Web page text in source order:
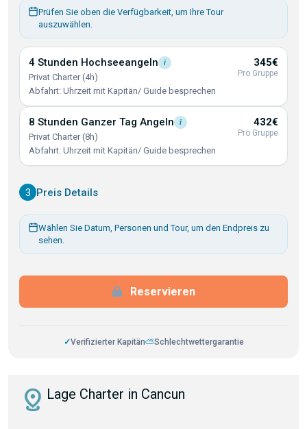
Prüfen Sie oben die Verfügbarkeit, um Ihre Tour
auszuwählen.
4 Stunden Hochseeangeln i
Privat Charter (4h)
Abfahrt: Uhrzeit mit Kapitän/ Guide besprechen
345€
Pro Gruppe
8 Stunden Ganzer Tag Angeln i
Privat Charter (8h)
Abfahrt: Uhrzeit mit Kapitän/ Guide besprechen
432€
Pro Gruppe
3 Preis Details
Wählen Sie Datum, Personen und Tour, um den Endpreis zu
sehen.
Reservieren
✓Verifizierter Kapitän⛅Schlechtwettergarantie
distance Lage Charter in Cancun